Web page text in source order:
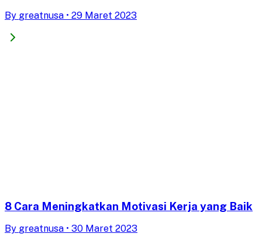
By greatnusa • 29 Maret 2023
8 Cara Meningkatkan Motivasi Kerja yang Baik
By greatnusa • 30 Maret 2023